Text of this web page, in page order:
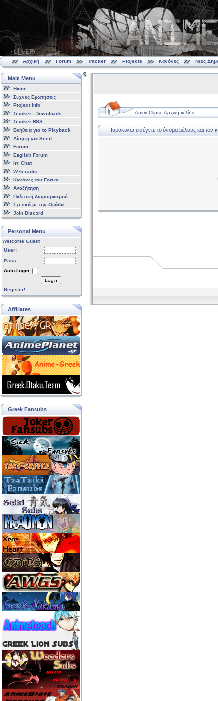
Αρχική Forum Tracker Projects Κανόνες Νέες
Main Menu
Home
Συχνές Ερωτήσεις
Project Info
Tracker - Downloads
Tracker RSS
Βοήθεια για το Playback
Αίτηση για Seed
Forum
English Forum
Irc Chat
Web radio
Κανόνες του Forum
Αναζήτηση
Πολιτική Διαμοιρασμού
Σχετικά με την Ομάδα
Join Discord
Personal Menu
Welcome Guest
User:
Pass:
Auto-Login:
Login
Register!
Affiliates
Greek Fansubs
AnimeClipse Αρχική σελίδα
Παρακαλώ εισάγετε το όνομα μέλους και τον